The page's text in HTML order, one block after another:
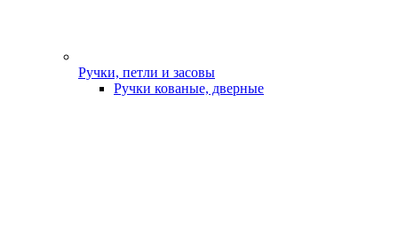
Ручки, петли и засовы
Ручки кованые, дверные